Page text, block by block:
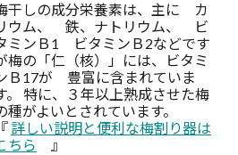
干しの成分栄養素は、主に カ
ウム、 鉄、ナトリウム、 ビ
ミンＢ1 ビタミンＢ2などです
梅の「仁（核）」には、ビタミ
Ｂ17が 豊富に含まれていま
。 特に、３年以上熟成させた梅
種がよいとされています。
『 詳しい説明と便利な梅割り器は
ちら
』